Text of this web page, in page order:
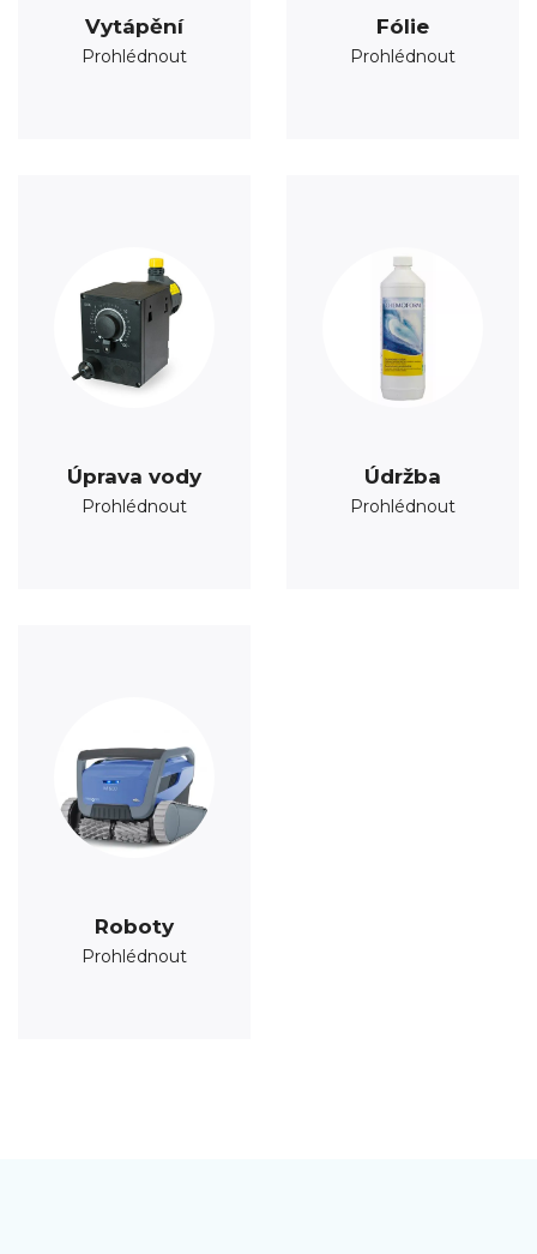
Vytápění
Prohlédnout
Fólie
Prohlédnout
Úprava vody
Prohlédnout
Údržba
Prohlédnout
Roboty
Prohlédnout